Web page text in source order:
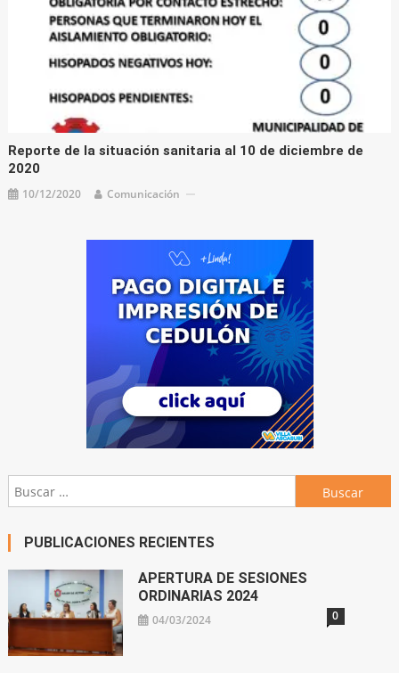
Reporte de la situación sanitaria al 10 de diciembre de
2020
10/12/2020 Comunicación
Buscar:
PUBLICACIONES RECIENTES
APERTURA DE SESIONES
ORDINARIAS 2024
04/03/2024 0